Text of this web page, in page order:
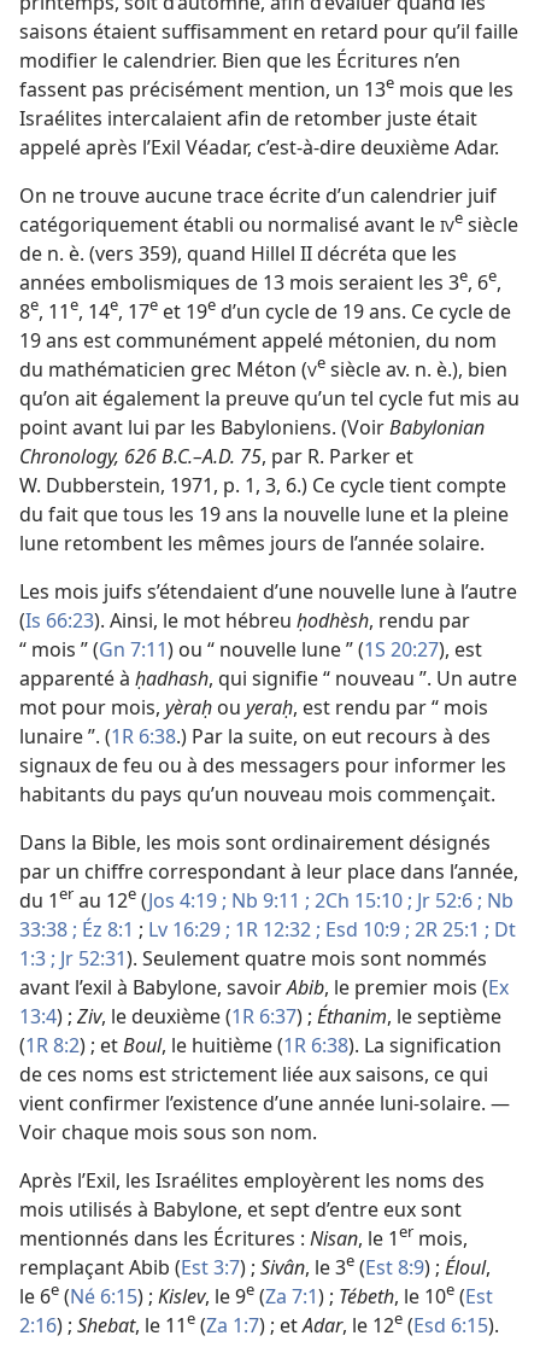
saisons étaient suffisamment en retard pour qu’il faille
modifier le calendrier. Bien que les Écritures n’en
fassent pas précisément mention, un 13e mois que les
Israélites intercalaient afin de retomber juste était
appelé après l’Exil Véadar, c’est-à-dire deuxième Adar.
On ne trouve aucune trace écrite d’un calendrier juif
catégoriquement établi ou normalisé avant le IVe siècle
de n. è. (vers 359), quand Hillel II décréta que les
années embolismiques de 13 mois seraient les 3e, 6e,
8e, 11e, 14e, 17e et 19e d’un cycle de 19 ans. Ce cycle de
19 ans est communément appelé métonien, du nom
du mathématicien grec Méton (Ve siècle av. n. è.), bien
qu’on ait également la preuve qu’un tel cycle fut mis au
point avant lui par les Babyloniens. (VoirBabylonian
Chronology, 626 B.C.–A.D. 75, par R. Parker et
W. Dubberstein, 1971, p. 1, 3, 6.) Ce cycle tient compte
du fait que tous les 19 ans la nouvelle lune et la pleine
lune retombent les mêmes jours de l’année solaire.
Les mois juifs s’étendaient d’une nouvelle lune à l’autre
(Is 66:23). Ainsi, le mot hébreu ḥodhèsh, rendu par
“ mois ” (Gn 7:11) ou “ nouvelle lune ” (1S 20:27), est
apparenté à ḥadhash, qui signifie “ nouveau ”. Un autre
mot pour mois, yèraḥ ou yeraḥ, est rendu par “ mois
lunaire ”. (1R 6:38.) Par la suite, on eut recours à des
signaux de feu ou à des messagers pour informer les
habitants du pays qu’un nouveau mois commençait.
Dans la Bible, les mois sont ordinairement désignés
par un chiffre correspondant à leur place dans l’année,
du 1er au 12e (Jos 4:19 ; Nb 9:11 ; 2Ch 15:10 ; Jr 52:6 ; Nb
33:38 ; Éz 8:1 ; Lv 16:29 ; 1R 12:32 ; Esd 10:9 ; 2R 25:1 ; Dt
1:3 ; Jr 52:31). Seulement quatre mois sont nommés
avant l’exil à Babylone, savoirAbib, le premier mois (Ex
13:4) ; Ziv, le deuxième (1R 6:37) ; Éthanim, le septième
(1R 8:2) ; etBoul, le huitième (1R 6:38). La signification
de ces noms est strictement liée aux saisons, ce qui
vient confirmer l’existence d’une année luni-solaire. —
Voir chaque mois sous son nom.
Après l’Exil, les Israélites employèrent les noms des
mois utilisés à Babylone, et sept d’entre eux sont
mentionnés dans les Écritures : Nisan, le 1er mois,
remplaçant Abib (Est 3:7) ; Sivân, le 3e (Est 8:9) ; Éloul,
le 6e (Né 6:15) ; Kislev, le 9e (Za 7:1) ; Tébeth, le 10e (Est
2:16) ; Shebat, le 11e (Za 1:7) ; etAdar, le 12e (Esd 6:15).